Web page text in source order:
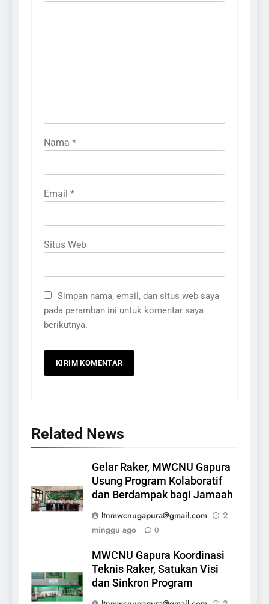
Nama *
Email *
Situs Web
Simpan nama, email, dan situs web saya
pada peramban ini untuk komentar saya
berikutnya.
Related News
Gelar Raker, MWCNU Gapura
Usung Program Kolaboratif
dan Berdampak bagi Jamaah
ltnmwcnugapura@gmail.com
2
minggu ago
0
MWCNU Gapura Koordinasi
Teknis Raker, Satukan Visi
dan Sinkron Program